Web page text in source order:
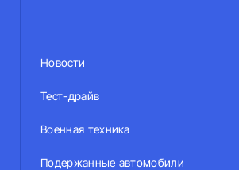
Новости
Тест-драйв
Военная техника
Подержанные автомобили